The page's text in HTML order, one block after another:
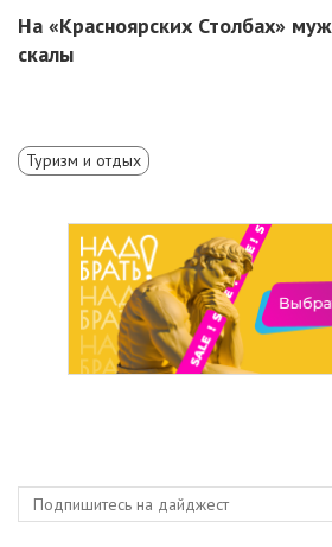
На «Красноярских Столбах»
скалы
Туризм и отдых